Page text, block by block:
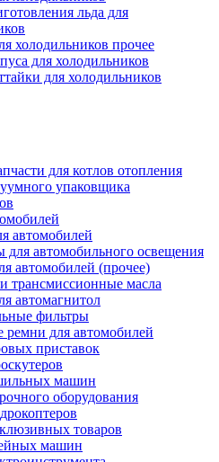
льда для
холодильников прочее
для холодильников
для холодильников
для котлов отопления
упаковщика
автомобилей
для автомобильного освещения
автомобилей (прочее)
трансмиссионные масла
автомагнитол
фильтры
для автомобилей
приставок
машин
оборудования
товаров
машин